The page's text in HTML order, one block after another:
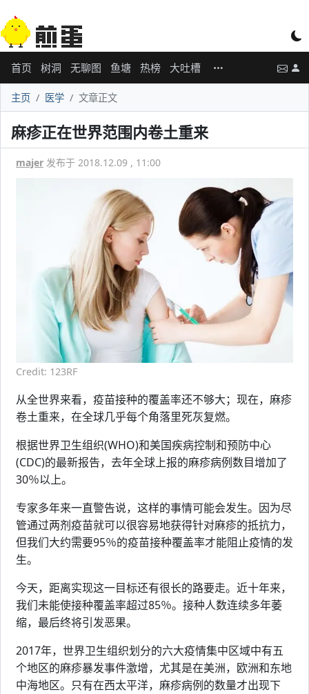
首页 树洞 无聊图 鱼塘 热榜 大吐槽
主页 医学 文章正文
麻疹正在世界范围内卷土重来
majer 发布于 2018.12.09 , 11:00
Credit: 123RF
从全世界来看，疫苗接种的覆盖率还不够大；现在，麻疹
卷土重来，在全球几乎每个角落里死灰复燃。
根据世界卫生组织(WHO)和美国疾病控制和预防中心
(CDC)的最新报告，去年全球上报的麻疹病例数目增加了
30％以上。
专家多年来一直警告说，这样的事情可能会发生。因为尽
管通过两剂疫苗就可以很容易地获得针对麻疹的抵抗力，
但我们大约需要95％的疫苗接种覆盖率才能阻止疫情的发
生。
今天，距离实现这一目标还有很长的路要走。近十年来，
我们未能使接种覆盖率超过85％。接种人数连续多年萎
缩，最后终将引发恶果。
2017年，世界卫生组织划分的六大疫情集中区域中有五
个地区的麻疹暴发事件激增，尤其是在美洲，欧洲和东地
中海地区。只有在西太平洋，麻疹病例的数量才出现下